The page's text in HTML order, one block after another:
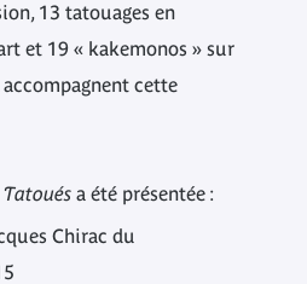
13 tatouages en
et 19 « kakemonos » sur
accompagnent cette
a été présentée :
Chirac du